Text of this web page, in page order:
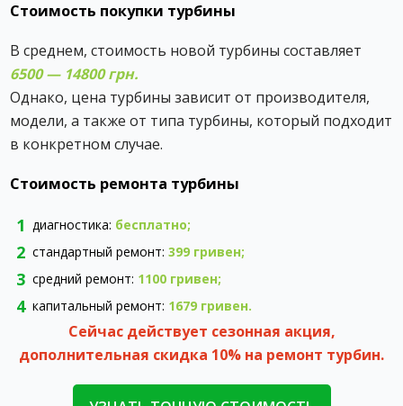
Стоимость покупки турбины
В среднем, стоимость новой турбины составляет ‎
6500 — 14800 грн.
Однако, цена турбины зависит от производителя,
модели, а также от типа турбины, который подходит
в конкретном случае.
Стоимость ремонта турбины
диагностика: бесплатно;
стандартный ремонт:399 гривен;
средний ремонт: 1100 гривен;
капитальный ремонт: 1679 гривен.
Сейчас действует сезонная акция,
дополнительная скидка 10% на ремонт турбин.